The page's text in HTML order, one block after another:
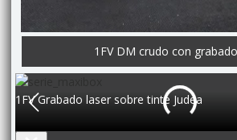
1FV DM crudo con
1FV Grabado laser sobre tinte Judea